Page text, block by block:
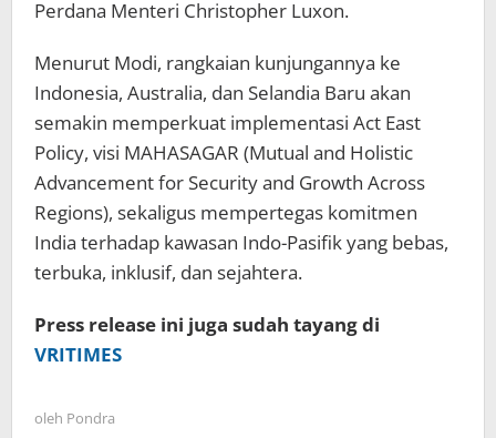
Perdana Menteri Christopher Luxon.
Menurut Modi, rangkaian kunjungannya ke
Indonesia, Australia, dan Selandia Baru akan
semakin memperkuat implementasi Act East
Policy, visi MAHASAGAR (Mutual and Holistic
Advancement for Security and Growth Across
Regions), sekaligus mempertegas komitmen
India terhadap kawasan Indo-Pasifik yang bebas,
terbuka, inklusif, dan sejahtera.
Press release ini juga sudah tayang di
VRITIMES
oleh Pondra